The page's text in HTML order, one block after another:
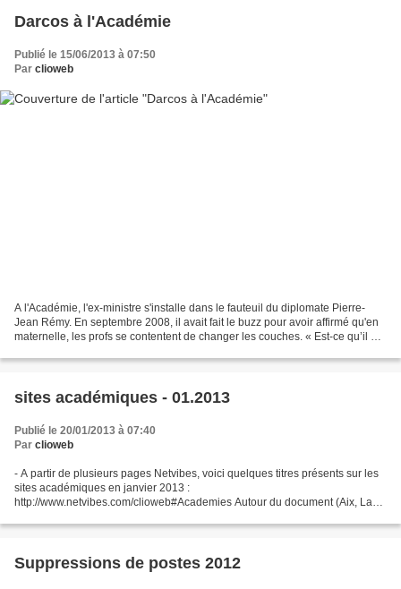
Darcos à l'Académie
Publié le 15/06/2013 à 07:50
Par clioweb
A l'Académie, l'ex-ministre s'installe dans le fauteuil du diplomate Pierre-
Jean Rémy. En septembre 2008, il avait fait le buzz pour avoir affirmé qu'en
maternelle, les profs se contentent de changer les couches. « Est-ce qu’il est
sites académiques - 01.2013
Publié le 20/01/2013 à 07:40
Par clioweb
- A partir de plusieurs pages Netvibes, voici quelques titres présents sur les
sites académiques en janvier 2013 :
http://www.netvibes.com/clioweb#Academies Autour du document (Aix, La
Suppressions de postes 2012